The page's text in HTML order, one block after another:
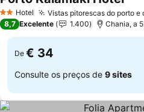
2 Estrelas
Hotel Vistas pitorescas do porto e
Ver
8,7 Excelente 1.400 Chania, a
De € 34
Consulte os preços de 9 sites